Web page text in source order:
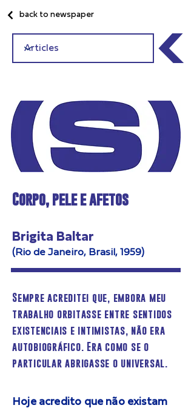
back to newspaper
Corpo, pele e afetos
Brigita Baltar
(Rio de Janeiro, Brasil, 1959)
Sempre acreditei que, embora meu
trabalho orbitasse entre sentidos
existenciais e intimistas, não era
autobiográfico. Era como se o
particular abrigasse o universal.
Hoje acredito que não existam